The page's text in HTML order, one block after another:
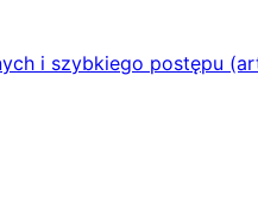
i szybkiego postępu